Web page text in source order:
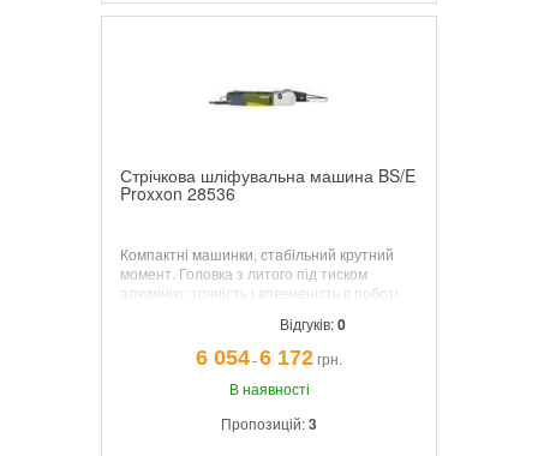
Стрічкова шліфувальна машина BS/E
Proxxon 28536
Компактні машинки, стабільний крутний
момент. Головка з литого під тиском
алюмінію: точність і впевненість в роботі.
Відгуків:0
6 054¯6 172грн.
В наявності
Пропозицій:3